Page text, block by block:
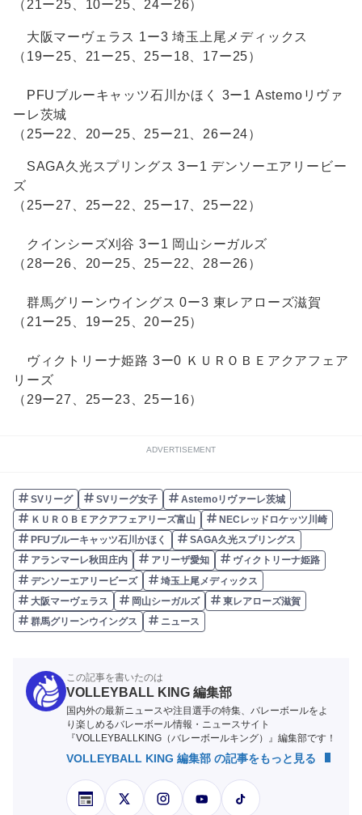
（21ー25、10ー25、24ー26）
大阪マーヴェラス 1ー3 埼玉上尾メディックス
（19ー25、21ー25、25ー18、17ー25）
PFUブルーキャッツ石川かほく 3ー1 Astemoリヴァ
ーレ茨城
（25ー22、20ー25、25ー21、26ー24）
SAGA久光スプリングス 3ー1 デンソーエアリービー
ズ
（25ー27、25ー22、25ー17、25ー22）
クインシーズ刈谷 3ー1 岡山シーガルズ
（28ー26、20ー25、25ー22、28ー26）
群馬グリーンウイングス 0ー3 東レアローズ滋賀
（21ー25、19ー25、20ー25）
ヴィクトリーナ姫路 3ー0 ＫＵＲＯＢＥアクアフェア
リーズ
（29ー27、25ー23、25ー16）
ADVERTISEMENT
SVリーグ SVリーグ女子
Astemoリヴァーレ茨城
ＫＵＲＯＢＥアクアフェアリーズ富山
NECレッドロケッツ川崎
PFUブルーキャッツ石川かほく
SAGA久光スプリングス
アランマーレ秋田庄内
アリーザ愛知
ヴィクトリーナ姫路
デンソーエアリービーズ
埼玉上尾メディックス
大阪マーヴェラス
岡山シーガルズ
東レアローズ滋賀
群馬グリーンウイングス
ニュース
この記事を書いたのは
VOLLEYBALL KING 編集部
国内外の最新ニュースや注目選手の特集、バレーボールをよ
り楽しめるバレーボール情報・ニュースサイト
『VOLLEYBALLKING（バレーボールキング）』編集部です！
VOLLEYBALL KING 編集部 の記事をもっと見る